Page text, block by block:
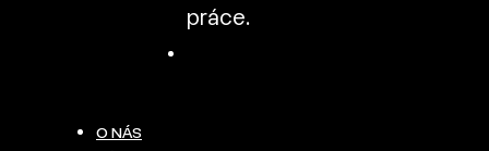
práce.
O NÁS